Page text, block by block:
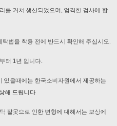
를 거쳐 생산되었으며, 엄격한 검사에 합
법을 착용 전에 반드시 확인해 주십시오.
터 1년 입니다.
있을때에는 한국소비자원에서 제공하는
해 드립니다.
잘못으로 인한 변형에 대해서는 보상에